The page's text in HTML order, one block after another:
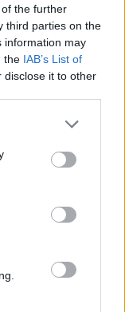
the further
third parties on the
information may
the IAB’s List of
disclose it to other
or more Google
You may click to
party tags to
in below Google